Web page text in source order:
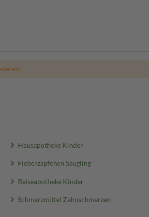
Hausapotheke Kinder
Fieberzäpfchen Säugling
Reiseapotheke Kinder
Schmerzmittel Zahnschmerzen